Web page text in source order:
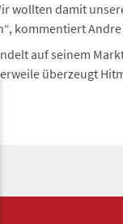
wollten damit
kommentiert
auf seinem
überzeugt